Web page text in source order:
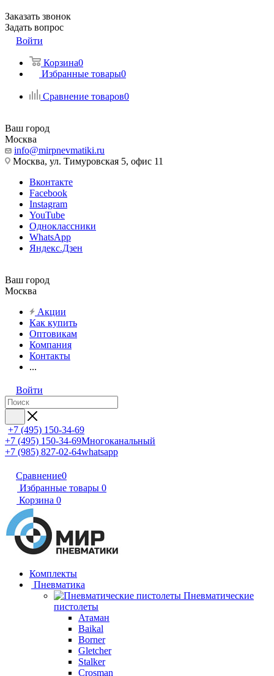
Заказать звонок
Задать вопрос
Войти
Корзина0
Избранные товары0
Сравнение товаров0
Ваш город
Москва
info@mirpnevmatiki.ru
Москва, ул. Тимуровская 5, офис 11
Вконтакте
Facebook
Instagram
YouTube
Одноклассники
WhatsApp
Яндекс.Дзен
Ваш город
Москва
Акции
Как купить
Оптовикам
Компания
Контакты
...
Войти
+7 (495) 150-34-69
+7 (495) 150-34-69Многоканальный
+7 (985) 827-02-64whatsapp
Сравнение0
Избранные товары 0
Корзина 0
Комплекты
Пневматика
Пневматические
пистолеты
Атаман
Baikal
Borner
Gletcher
Stalker
Crosman